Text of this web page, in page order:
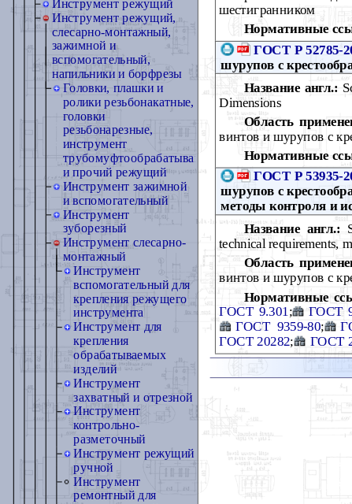
Инструмент режущий
Инструмент режущий,
слесарно-монтажный,
зажимной и
вспомогательный,
напильники и борфрезы
Головки, плашки и
ролики резьбонакатные,
головки
резьбонарезные,
инструмент
трубомуфтообрабатывающий
и прочий режущий
Инструмент зажимной
и вспомогательный
Инструмент
зуборезный
Инструмент слесарно-
монтажный
Инструмент
вспомогательный для
крепления режущего
инструмента
Инструмент для
крепления
обрабатываемых
изделий
Инструмент
захватный и отрезной
Инструмент
контрольно-
разметочный
Инструмент режущий
ручной
Инструмент
ремонтный для
шестигранником
Нормативные
ГОСТ Р 52785-
шурупов с
Название англ.:
Dimensions
Область
винтов и шурупов с
Нормативные
ГОСТ Р 53935-
шурупов с
методы контроля и
Название англ.:
technical requirements,
Область
винтов и шурупов с
Нормативные
ГОСТ 9.301 ; ГОСТ
ГОСТ 9359-80;
ГОСТ 20282; ГОСТ